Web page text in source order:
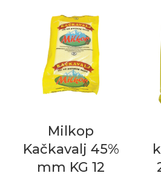
Milkop
Kačkavalj 45%
mm KG 12